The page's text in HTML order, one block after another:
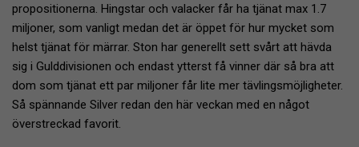
propositionerna. Hingstar och valacker får ha tjänat max 1.7
miljoner, som vanligt medan det är öppet för hur mycket som
helst tjänat för märrar. Ston har generellt sett svårt att hävda
sig i Gulddivisionen och endast ytterst få vinner där så bra att
dom som tjänat ett par miljoner får lite mer tävlingsmöjligheter.
Så spännande Silver redan den här veckan med en något
överstreckad favorit.